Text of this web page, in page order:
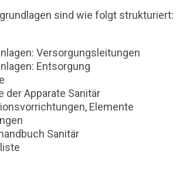
sind wie folgt strukturiert:
Versorgungsleitungen
Entsorgung
der Apparate Sanitär
Elemente
Sanitär